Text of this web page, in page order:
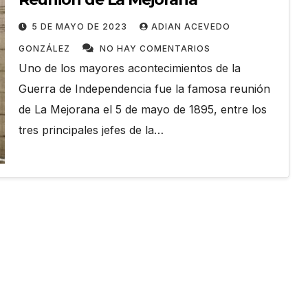
5 DE MAYO DE 2023 ADIAN ACEVEDO
GONZÁLEZ NO HAY COMENTARIOS
Uno de los mayores acontecimientos de la
Guerra de Independencia fue la famosa reunión
de La Mejorana el 5 de mayo de 1895, entre los
tres principales jefes de la…
en
Carrera Andarín